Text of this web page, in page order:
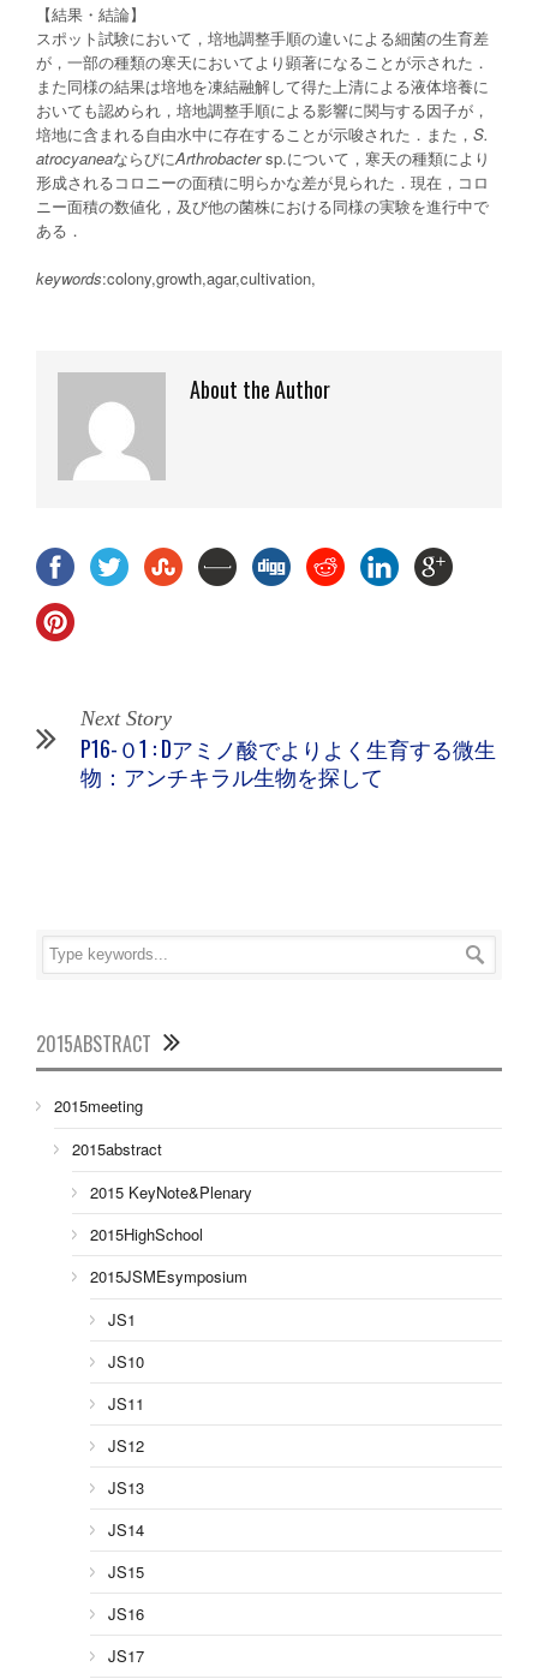
【結果・結論】
スポット試験において，培地調整手順の違いによる細菌の生育差
が，一部の種類の寒天においてより顕著になることが示された．
また同様の結果は培地を凍結融解して得た上清による液体培養に
おいても認められ，培地調整手順による影響に関与する因子が，
培地に含まれる自由水中に存在することが示唆された．また， S.
atrocyaneaならびにArthrobactersp.について，寒天の種類により
形成されるコロニーの面積に明らかな差が見られた．現在，コロ
ニー面積の数値化，及び他の菌株における同様の実験を進行中で
ある．
keywords:colony,growth,agar,cultivation,
About the Author
Next Story
P16-０1 : Dアミノ酸でよりよく生育する微生
物：アンチキラル生物を探して
2015ABSTRACT
2015meeting
2015abstract
2015 KeyNote&Plenary
2015HighSchool
2015JSMEsymposium
JS1
JS10
JS11
JS12
JS13
JS14
JS15
JS16
JS17